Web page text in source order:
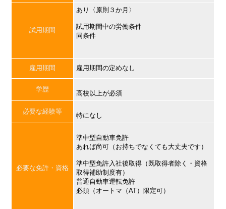
試用期間
あり〈原則３か月〉
試用期間中の労働条件
同条件
雇用期間 雇用期間の定めなし
学歴
高校以上が必須
必要な経験等
特になし
必要な免許・資格
準中型自動車免許
あれば尚可（お持ちでなくても大丈夫です）
準中型免許入社後取得（既取得者除く・資格
取得補助制度有）
普通自動車運転免許
必須（オートマ（AT）限定可）